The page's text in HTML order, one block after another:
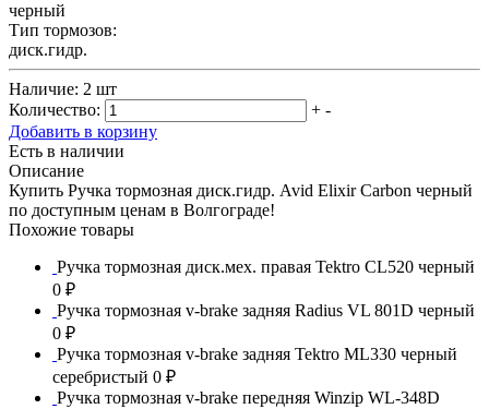
черный
Тип тормозов:
диск.гидр.
Наличие: 2 шт
Количество:
+ -
Добавить в корзину
Есть в наличии
Описание
Купить Ручка тормозная диск.гидр. Avid Elixir Carbon черный
по доступным ценам в Волгограде!
Похожие товары
Ручка тормозная диск.мех. правая Tektro CL520 черный
0 ₽
Ручка тормозная v-brake задняя Radius VL 801D черный
0 ₽
Ручка тормозная v-brake задняя Tektro ML330 черный
серебристый 0 ₽
Ручка тормозная v-brake передняя Winzip WL-348D